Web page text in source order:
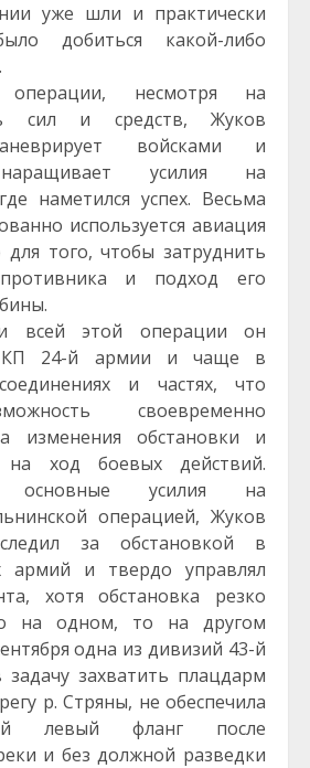
уже шли и практически
добиться какой-либо
несмотря на
сил и средств, Жуков
войсками и
усилия на
наметился успех. Весьма
используется авиация
того, чтобы затруднить
и подход его
всей этой операции он
КП 24-й армии и чаще в
и частях, что
своевременно
изменения обстановки и
ход боевых действий.
основные усилия на
операцией, Жуков
за обстановкой в
армий и твердо управлял
хотя обстановка резко
на одном, то на другом
одна из дивизий 43-й
захватить плацдарм
р. Стряны, не обеспечила
левый фланг после
и без должной разведки